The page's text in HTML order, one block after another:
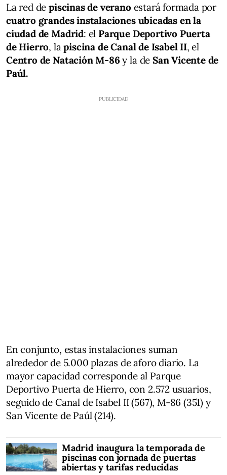
La red depiscinas de veranoestará formada por
cuatro grandes instalaciones ubicadas en la
ciudad de Madrid: el Parque Deportivo Puerta
de Hierro, lapiscina de Canal de Isabel II, el
Centro de Natación M-86 y la de San Vicente de
Paúl.
En conjunto, estas instalaciones suman
alrededor de 5.000 plazas de aforo diario. La
mayor capacidad corresponde al Parque
Deportivo Puerta de Hierro, con 2.572 usuarios,
seguido de Canal de Isabel II (567), M-86 (351) y
San Vicente de Paúl (214).
Madrid inaugura la temporada de
piscinas con jornada de puertas
abiertas y tarifas reducidas